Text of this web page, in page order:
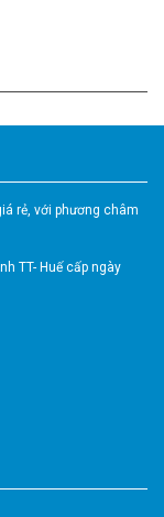
rẻ, với phương châm
TT- Huế cấp ngày